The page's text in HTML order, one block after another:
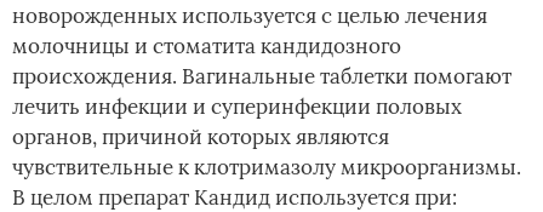
новорожденных используется с целью лечения
молочницы и стоматита кандидозного
происхождения. Вагинальные таблетки помогают
лечить инфекции и суперинфекции половых
органов, причиной которых являются
чувствительные к клотримазолу микроорганизмы.
В целом препарат Кандид используется при: